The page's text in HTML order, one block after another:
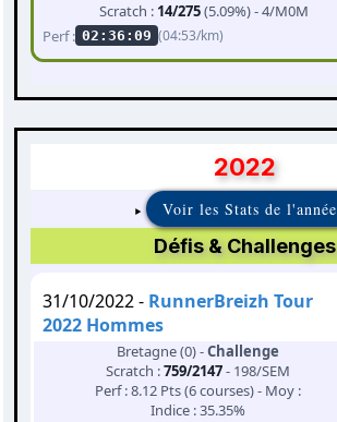
Scratch : 14/275(5.09%) - 4/M0M
Perf : 02:36:09 (04:53/km)
2022
Voir les Stats de l'année
Défis & Challenges
31/10/2022 - RunnerBreizh Tour
2022 Hommes
Bretagne (0) -Challenge
Scratch :759/2147- 198/SEM
Perf : 8.12 Pts (6 courses) - Moy :
Indice : 35.35%